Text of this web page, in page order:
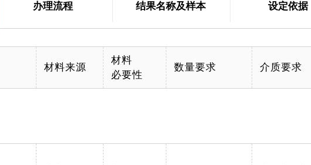
办理流程 结果名称及样本 设定依据
材料来源
材料
必要性
数量要求 介质要求